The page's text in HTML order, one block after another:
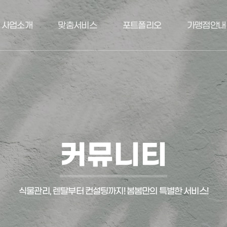
사업소개 맞춤서비스 포트폴리오 가맹점안내
커뮤니티
식물관리, 렌탈부터 컨설팅까지! 봄봄만의 특별한 서비스!